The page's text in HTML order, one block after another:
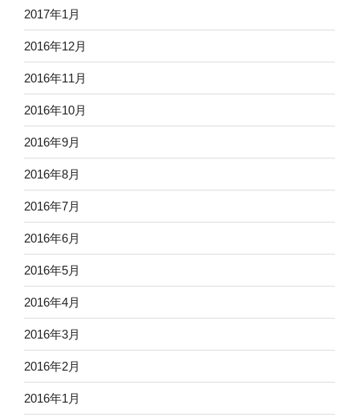
2017年1月
2016年12月
2016年11月
2016年10月
2016年9月
2016年8月
2016年7月
2016年6月
2016年5月
2016年4月
2016年3月
2016年2月
2016年1月